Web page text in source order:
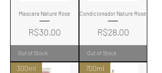
Mascara Nature Rose
Price
R$30.00
Out of Stock
Condicionador Nature Rose
Price
R$28.00
Out of Stock
300ml 700ml